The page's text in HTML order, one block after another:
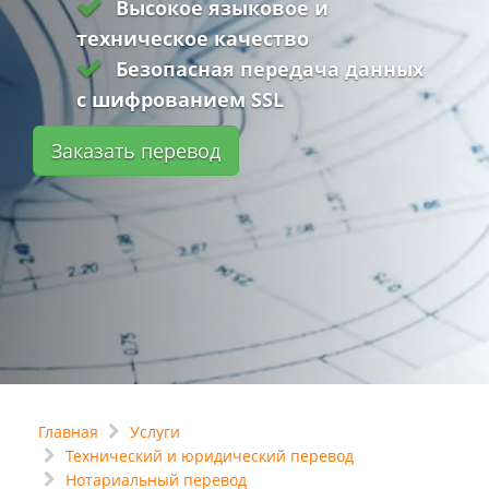
Высокое языковое и
техническое качество
Безопасная передача данных
с шифрованием SSL
Заказать перевод
Главная
Услуги
Технический и юридический перевод
Нотариальный перевод